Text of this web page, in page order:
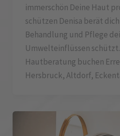
immerschön Deine Haut
schützen Denisa berät
Behandlung und Pflege
Umwelteinflüssen
Hautberatung buchen
Hersbruck, Altdorf,